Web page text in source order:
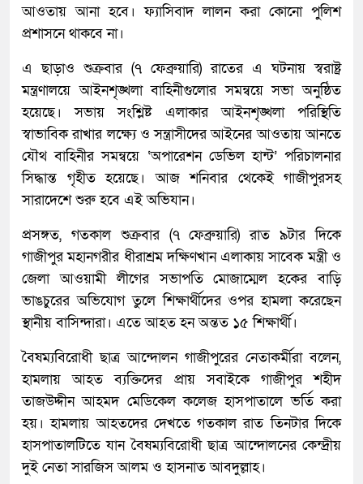
আওতায় আনা হবে। ফ্যাসিবাদ লালন করা কোনো পুলিশ
প্রশাসনে থাকবে না।
এ ছাড়াও শুক্রবার (৭ ফেব্রুয়ারি) রাতের এ ঘটনায় স্বরাষ্ট্র
মন্ত্রণালয়ে আইনশৃঙ্খলা বাহিনীগুলোর সমন্বয়ে সভা অনুষ্ঠিত
হয়েছে। সভায় সংশ্লিষ্ট এলাকার আইনশৃঙ্খলা পরিস্থিতি
স্বাভাবিক রাখার লক্ষ্যে ও সন্ত্রাসীদের আইনের আওতায় আনতে
যৌথ বাহিনীর সমন্বয়ে ‘অপারেশন ডেভিল হান্ট’ পরিচালনার
সিদ্ধান্ত গৃহীত হয়েছে। আজ শনিবার থেকেই গাজীপুরসহ
সারাদেশে শুরু হবে এই অভিযান।
প্রসঙ্গত, গতকাল শুক্রবার (৭ ফেব্রুয়ারি) রাত ৯টার দিকে
গাজীপুর মহানগরীর ধীরাশ্রম দক্ষিণখান এলাকায় সাবেক মন্ত্রী ও
জেলা আওয়ামী লীগের সভাপতি মোজাম্মেল হকের বাড়ি
ভাঙচুরের অভিযোগ তুলে শিক্ষার্থীদের ওপর হামলা করেছেন
স্থানীয় বাসিন্দারা। এতে আহত হন অন্তত ১৫ শিক্ষার্থী।
বৈষম্যবিরোধী ছাত্র আন্দোলন গাজীপুরের নেতাকর্মীরা বলেন,
হামলায় আহত ব্যক্তিদের প্রায় সবাইকে গাজীপুর শহীদ
তাজউদ্দীন আহমদ মেডিকেল কলেজ হাসপাতালে ভর্তি করা
হয়। হামলায় আহতদের দেখতে গতকাল রাত তিনটার দিকে
হাসপাতালটিতে যান বৈষম্যবিরোধী ছাত্র আন্দোলনের কেন্দ্রীয়
দুই নেতা সারজিস আলম ও হাসনাত আবদুল্লাহ।